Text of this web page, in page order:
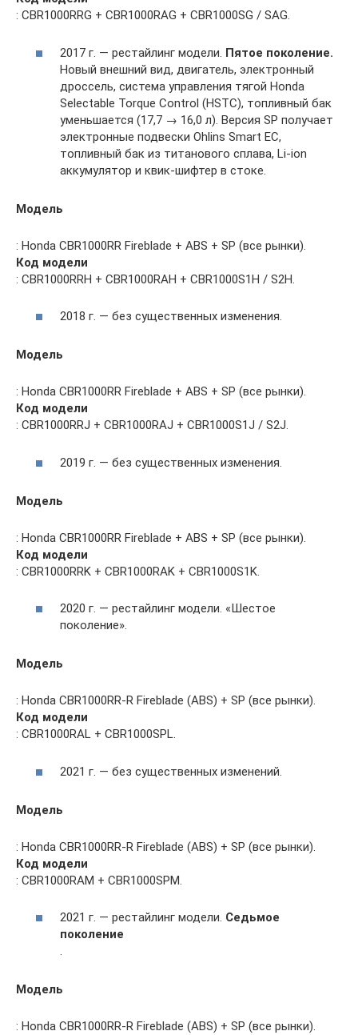
: CBR1000RRG + CBR1000RAG + CBR1000SG / SAG.
2017 г. — рестайлинг модели. Пятое поколение.
Новый внешний вид, двигатель, электронный
дроссель, система управления тягой Honda
Selectable Torque Control (HSTC), топливный бак
уменьшается (17,7 → 16,0 л). Версия SP получает
электронные подвески Ohlins Smart EC,
топливный бак из титанового сплава, Li-ion
аккумулятор и квик-шифтер в стоке.
Модель
: Honda CBR1000RR Fireblade + ABS + SP (все рынки).
Код модели
: CBR1000RRH + CBR1000RAH + CBR1000S1H / S2H.
2018 г. — без существенных изменения.
Модель
: Honda CBR1000RR Fireblade + ABS + SP (все рынки).
Код модели
: CBR1000RRJ + CBR1000RAJ + CBR1000S1J / S2J.
2019 г. — без существенных изменения.
Модель
: Honda CBR1000RR Fireblade + ABS + SP (все рынки).
Код модели
: CBR1000RRK + CBR1000RAK + CBR1000S1K.
2020 г. — рестайлинг модели. «Шестое
поколение».
Модель
: Honda CBR1000RR-R Fireblade (ABS) + SP (все рынки).
Код модели
: CBR1000RAL + CBR1000SPL.
2021 г. — без существенных изменений.
Модель
: Honda CBR1000RR-R Fireblade (ABS) + SP (все рынки).
Код модели
: CBR1000RAM + CBR1000SPM.
2021 г. — рестайлинг модели. Седьмое
поколение
.
Модель
: Honda CBR1000RR-R Fireblade (ABS) + SP (все рынки).